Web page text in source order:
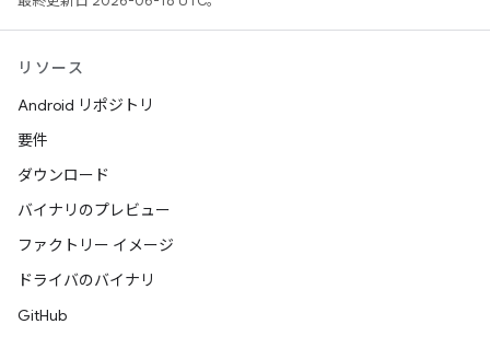
リソース
Android リポジトリ
要件
ダウンロード
バイナリのプレビュー
ファクトリー イメージ
ドライバのバイナリ
GitHub